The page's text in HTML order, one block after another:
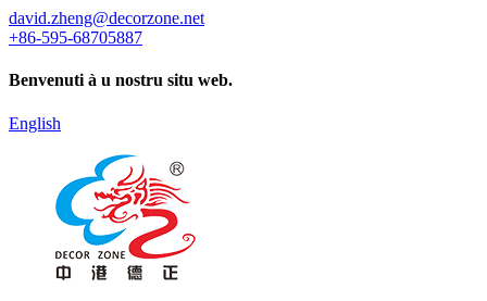
david.zheng@decorzone.net
+86-595-68705887
Benvenuti à u nostru situ web.
English